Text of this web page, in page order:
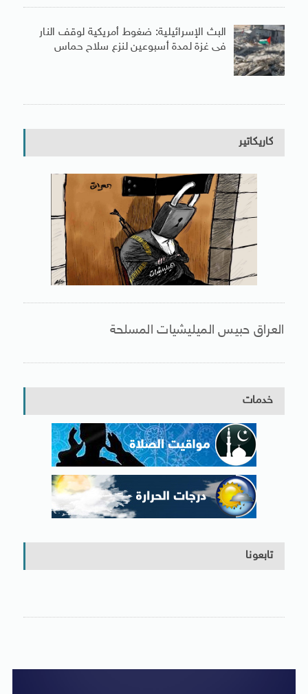
البث الإسرائيلية: ضغوط أمريكية لوقف النار
فى غزة لمدة أسبوعين لنزع سلاح حماس
كاريكاتير
العراق حبيس الميليشيات المسلحة
خدمات
تابعونا